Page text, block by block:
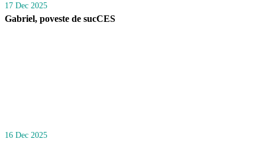
17 Dec 2025
Gabriel, poveste de sucCES
16 Dec 2025